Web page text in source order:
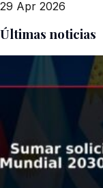
29 Apr 2026
Últimas noticias